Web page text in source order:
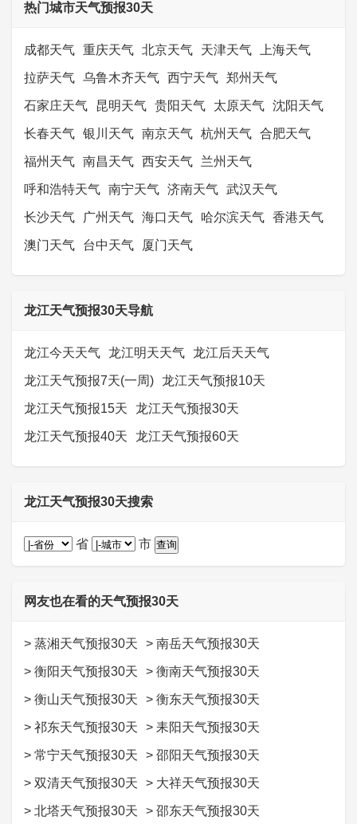
热门城市天气预报30天
成都天气 重庆天气 北京天气 天津天气 上海天气
拉萨天气 乌鲁木齐天气 西宁天气 郑州天气
石家庄天气 昆明天气 贵阳天气 太原天气 沈阳天气
长春天气 银川天气 南京天气 杭州天气 合肥天气
福州天气 南昌天气 西安天气 兰州天气
呼和浩特天气 南宁天气 济南天气 武汉天气
长沙天气 广州天气 海口天气 哈尔滨天气 香港天气
澳门天气 台中天气 厦门天气
龙江天气预报30天导航
龙江今天天气 龙江明天天气 龙江后天天气
龙江天气预报7天(一周) 龙江天气预报10天
龙江天气预报15天 龙江天气预报30天
龙江天气预报40天 龙江天气预报60天
龙江天气预报30天搜索
省 市
网友也在看的天气预报30天
> 蒸湘天气预报30天 > 南岳天气预报30天
> 衡阳天气预报30天 > 衡南天气预报30天
> 衡山天气预报30天 > 衡东天气预报30天
> 祁东天气预报30天 > 耒阳天气预报30天
> 常宁天气预报30天 > 邵阳天气预报30天
> 双清天气预报30天 > 大祥天气预报30天
> 北塔天气预报30天 > 邵东天气预报30天